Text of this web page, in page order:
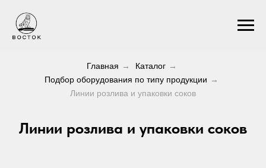
Главная → Каталог →
Подбор оборудования по типу продукции →
Линии розлива и упаковки соков
Линии розлива и упаковки соков